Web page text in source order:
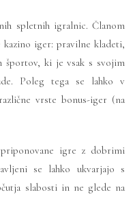
spletnih igralnic. Članom
iger: pravilne kladeti,
športov, ki je vsak s svojim
Poleg tega se lahko v
vrste bonus-iger (na
igre z dobrimi
se lahko ukvarjajo s
slabosti in ne glede na